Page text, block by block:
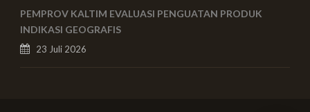
PEMPROV KALTIM EVALUASI PENGUATAN PRODUK
INDIKASI GEOGRAFIS
23 Juli 2026